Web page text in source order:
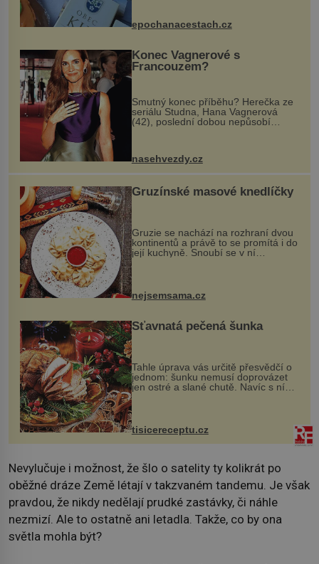
epochanacestach.cz
Konec Vagnerové s
Francouzem?
Smutný konec příběhu? Herečka ze
seriálu Studna, Hana Vagnerová
(42), poslední dobou nepůsobí
nasehvezdy.cz
Gruzínské masové knedlíčky
Gruzie se nachází na rozhraní dvou
kontinentů a právě to se promítá i do
její kuchyně. Snoubí se v ní
evropské a asijské chutě a díky tomu
vznikají rozmanité a chuťově bohaté
pokrmy, které rozhodně st...
nejsemsama.cz
Šťavnatá pečená šunka
Tahle úprava vás určitě přesvědčí o
jednom: šunku nemusí doprovázet
jen ostré a slané chutě. Navíc s ní
nakrmíte poměrně hodně hladových
krků. Ingredience sádlo 3 kg šunky
vcelku 3 stroužky česneku hl...
tisicereceptu.cz
Nevylučuje i možnost, že šlo o satelity ty kolikrát po
oběžné dráze Země létají v takzvaném tandemu. Je však
pravdou, že nikdy nedělají prudké zastávky, či náhle
nezmizí. Ale to ostatně ani letadla. Takže, co by ona
světla mohla být?